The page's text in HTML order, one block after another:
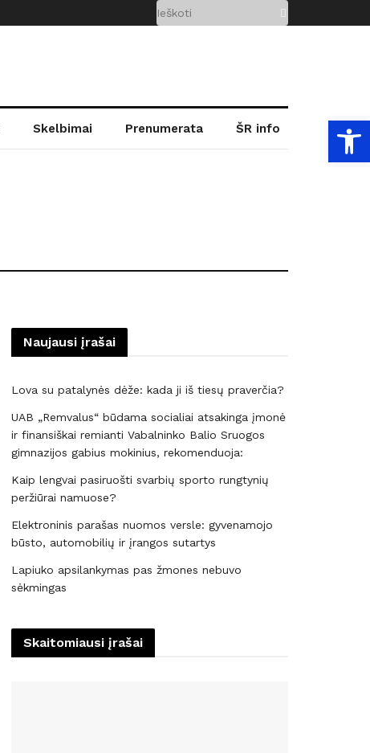
Skelbimai Prenumerata ŠR info
Naujausi įrašai
Lova su patalynės dėže: kada ji iš tiesų praverčia?
UAB „Remvalus“ būdama socialiai atsakinga įmonė
ir finansiškai remianti Vabalninko Balio Sruogos
gimnazijos gabius mokinius, rekomenduoja:
Kaip lengvai pasiruošti svarbių sporto rungtynių
peržiūrai namuose?
Elektroninis parašas nuomos versle: gyvenamojo
būsto, automobilių ir įrangos sutartys
Lapiuko apsilankymas pas žmones nebuvo
sėkmingas
Skaitomiausi įrašai